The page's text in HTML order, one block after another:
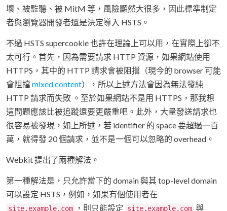
壞、被監聽、被 MitM 等，風險顯然大很多，因此標準制定
者與瀏覽器開發者還是決定導入 HSTS。
不過 HSTS supercookie 也許在理論上可以用，在實際上卻不
太可行。首先，因為需要請求 HTTP 資源，如果網站使用
HTTPS，其中的 HTTP 請求會被阻擋（現今的 browser 可能
會阻擋 mixed content），所以上述方法會因為無法發純
HTTP 請求而失敗 。至於如果網站不是用 HTTPS，那我想
這問題應該比被追蹤還要更嚴重吧。此外，大量發送請求也
很容易被發現，如上所述，若 identifier 的 space 要超過一百
萬，就得發 20 個請求，並不是一個可以忽略的 overhead。
Webkit 提出了兩種解法。
第一種解法是，只允許當下的 domain 與其 top-level domain
可以設定 HSTS，例如，如果有個使用者在
site.example.com ，則只能設定 site.example.com 與